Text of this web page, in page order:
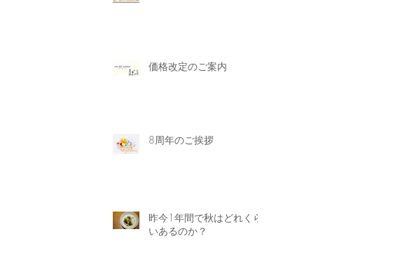
価格改定のご案内
8周年のご挨拶
昨今1年間で秋はどれくら
いあるのか？